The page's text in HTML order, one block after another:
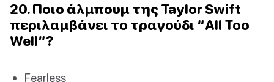
20. Ποιο άλμπουμ της Taylor Swift
περιλαμβάνει το τραγούδι “All Too
Well”?
Fearless